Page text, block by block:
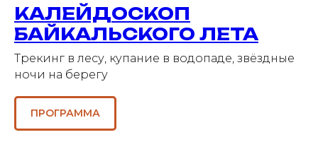
КАЛЕЙДОСКОП
БАЙКАЛЬСКОГО ЛЕТА
Трекинг в лесу, купание в водопаде, звёздные
ночи на берегу
ПРОГРАММА